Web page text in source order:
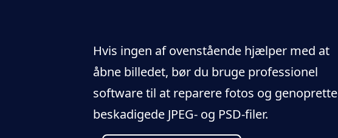
Hvis ingen af ovenstående hjælper med at
åbne billedet, bør du bruge professionel
software til at reparere fotos og genoprette
beskadigede JPEG- og PSD-filer.